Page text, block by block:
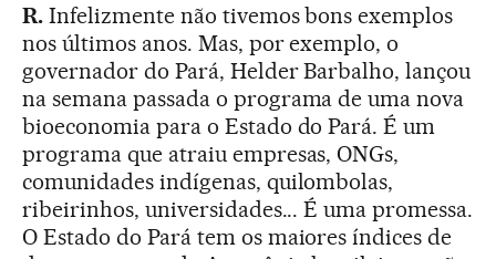
R.Infelizmente não tivemos bons exemplos
nos últimos anos. Mas, por exemplo, o
governador do Pará, Helder Barbalho, lançou
na semana passada o programa de uma nova
bioeconomia para o Estado do Pará. É um
programa que atraiu empresas, ONGs,
comunidades indígenas, quilombolas,
ribeirinhos, universidades... É uma promessa.
O Estado do Pará tem os maiores índices de